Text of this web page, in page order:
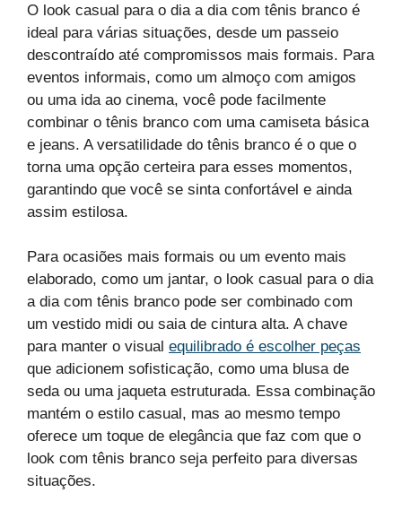
O look casual para o dia a dia com tênis branco é
ideal para várias situações, desde um passeio
descontraído até compromissos mais formais. Para
eventos informais, como um almoço com amigos
ou uma ida ao cinema, você pode facilmente
combinar o tênis branco com uma camiseta básica
e jeans. A versatilidade do tênis branco é o que o
torna uma opção certeira para esses momentos,
garantindo que você se sinta confortável e ainda
assim estilosa.
Para ocasiões mais formais ou um evento mais
elaborado, como um jantar, o look casual para o dia
a dia com tênis branco pode ser combinado com
um vestido midi ou saia de cintura alta. A chave
para manter o visual equilibrado é escolher peças
que adicionem sofisticação, como uma blusa de
seda ou uma jaqueta estruturada. Essa combinação
mantém o estilo casual, mas ao mesmo tempo
oferece um toque de elegância que faz com que o
look com tênis branco seja perfeito para diversas
situações.